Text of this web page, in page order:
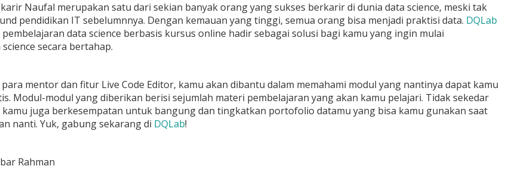
Naufal merupakan satu dari sekian banyak orang yang sukses berkarir di dunia data science, meski tak
pendidikan IT sebelumnnya. Dengan kemauan yang tinggi, semua orang bisa menjadi praktisi data. DQLab
data science berbasis kursus online hadir sebagai solusi bagi kamu yang ingin mulai
secara bertahap.
mentor dan fitur Live Code Editor, kamu akan dibantu dalam memahami modul yang nantinya dapat kamu
Modul-modul yang diberikan berisi sejumlah materi pembelajaran yang akan kamu pelajari. Tidak sekedar
kamu juga berkesempatan untuk bangung dan tingkatkan portofolio datamu yang bisa kamu gunakan saat
nanti. Yuk, gabung sekarang di DQLab!
Rahman